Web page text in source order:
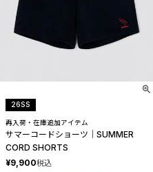
再入荷・在庫追加アイテム
サマーコードショーツ│SUMMER
CORD SHORTS
26SS
¥9,900税込